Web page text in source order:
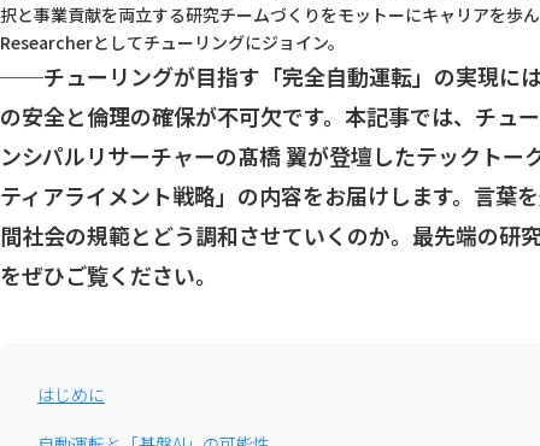
択と事業貢献を両立する研究チームづくりをモットーにキャリアを歩
Researcherとしてチューリングにジョイン。
──チューリングが目指す「完全自動運転」の実現に
の安全と倫理の確保が不可欠です。本記事では、チュ
ンシパルリサーチャーの髙橋 翼が登壇したテックトー
ティアライメント戦略」の内容をお届けします。言葉
間社会の規範とどう調和させていくのか。最先端の研
をぜひご覧ください。
はじめに